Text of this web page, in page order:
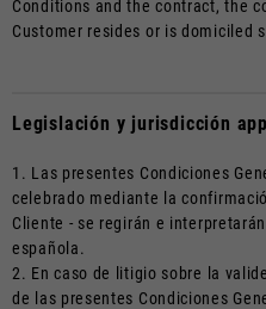
Conditions and the contract, the
Customer resides or is domiciled
Legislación y jurisdicción
1. Las presentes Condiciones
celebrado mediante la
Cliente - se regirán e
española.
2. En caso de litigio sobre la
de las presentes Condiciones